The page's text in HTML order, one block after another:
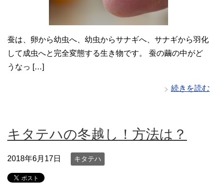
蚕は、卵から幼虫へ、幼虫からサナギへ、サナギから羽化
して成虫へと完全変態する生き物です。 蚕の繭の中がど
うなっ […]
続きを読む
キタテハの冬越し！方法は？
2018年6月17日 キタテハ